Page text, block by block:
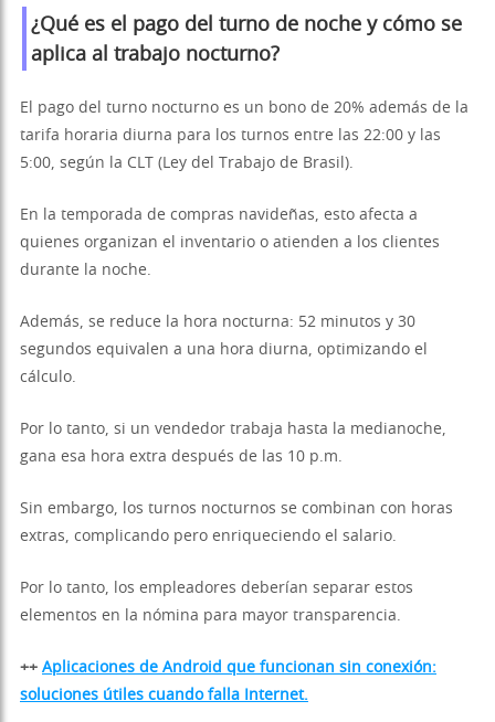
¿Qué es el pago del turno de noche y cómo se
aplica al trabajo nocturno?
El pago del turno nocturno es un bono de 20% además de la
tarifa horaria diurna para los turnos entre las 22:00 y las
5:00, según la CLT (Ley del Trabajo de Brasil).
En la temporada de compras navideñas, esto afecta a
quienes organizan el inventario o atienden a los clientes
durante la noche.
Además, se reduce la hora nocturna: 52 minutos y 30
segundos equivalen a una hora diurna, optimizando el
cálculo.
Por lo tanto, si un vendedor trabaja hasta la medianoche,
gana esa hora extra después de las 10 p.m.
Sin embargo, los turnos nocturnos se combinan con horas
extras, complicando pero enriqueciendo el salario.
Por lo tanto, los empleadores deberían separar estos
elementos en la nómina para mayor transparencia.
++ Aplicaciones de Android que funcionan sin conexión:
soluciones útiles cuando falla Internet.